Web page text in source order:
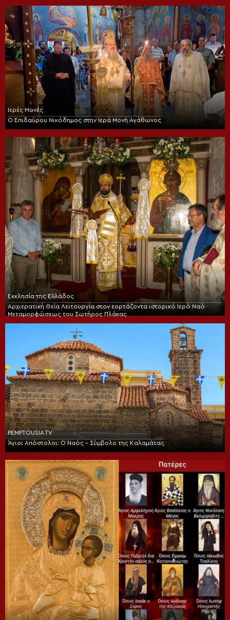
Ιερές Μονές
Ο Επιδαύρου Νικόδημος στην Ιερά Μονή Αγάθωνος
Εκκλησία της Ελλάδος
Αρχιερατική Θεία Λειτουργία στον εορτάζοντα ιστορικό Ιερό Ναό
Μεταμορφώσεως του Σωτήρος Πλάκας
PEMPTOUSIA TV
Άγιοι Απόστολοι: Ο Ναός – Σύμβολο της Καλαμάτας